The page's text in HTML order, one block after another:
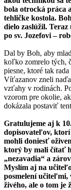
bola otrocká práca
tehličke kostola.
dielo zaslúžil. Teraz
po sv. Jozefovi –
Dal by Boh, aby
koľko zomrelo tých,
piesne, ktoré tak
Víťazanov zneli
vzťahy v rodinách.
vzorom pre okolie,
dokázala postaviť
Gratulujeme aj k
dopisovateľov,
mohli doniesť
ktorý by mali čítať
„nezavadia“ a
Myslím aj na
posmelení učiteľmi,
živého, ale o tom je